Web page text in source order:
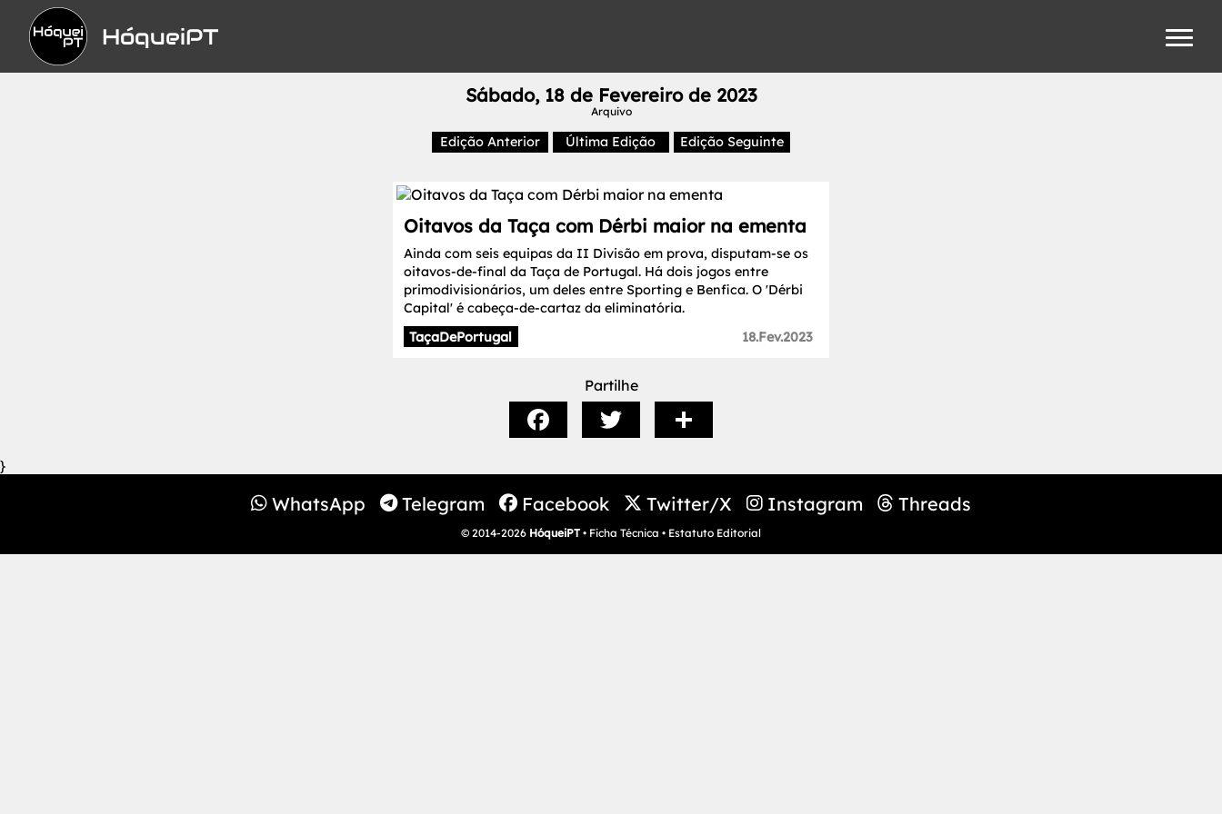
HóqueiPT
Sábado, 18 de Fevereiro de 2023
Arquivo
Edição Anterior Última Edição Edição Seguinte
Oitavos da Taça com Dérbi maior na ementa
Ainda com seis equipas da II Divisão em prova, disputam-se os
oitavos-de-final da Taça de Portugal. Há dois jogos entre
primodivisionários, um deles entre Sporting e Benfica. O 'Dérbi
Capital' é cabeça-de-cartaz da eliminatória.
TaçaDePortugal
18.Fev.2023
Partilhe
}
WhatsApp Telegram Facebook Twitter/X Instagram Threads
© 2014-2026 HóqueiPT • Ficha Técnica • Estatuto Editorial